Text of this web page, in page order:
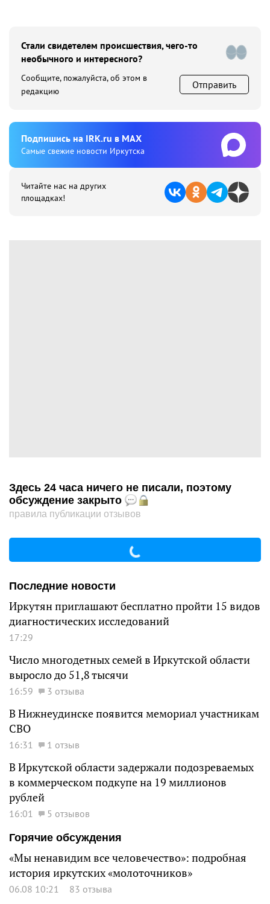
Стали свидетелем происшествия, чего-то
необычного и интересного?
Сообщите, пожалуйста, об этом в
редакцию
Отправить
Подпишиcь на IRK.ru в MAX
Cамые свежие новости Иркутска
Читайте нас на других
площадках!
Здесь 24 часа ничего не писали, поэтому
обсуждение закрыто
правила публикации отзывов
Последние новости
Иркутян приглашают бесплатно пройти 15 видов
диагностических исследований
17:29
Число многодетных семей в Иркутской области
выросло до 51,8 тысячи
16:59 3 отзыва
В Нижнеудинске появится мемориал участникам
СВО
16:31 1 отзыв
В Иркутской области задержали подозреваемых
в коммерческом подкупе на 19 миллионов
рублей
16:01
5 отзывов
Горячие обсуждения
«Мы ненавидим все человечество»: подробная
история иркутских «молоточников»
06.08 10:21 83 отзыва